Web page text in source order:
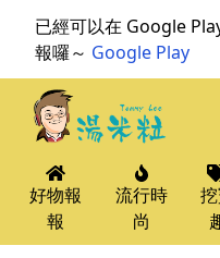
已經可以在 Google
報囉～ Google Play
好物報
報
流行時
尚